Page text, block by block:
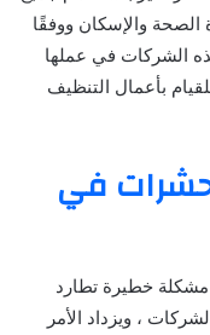
الصحة والإسكان ووفقًا
الشركات في عملها
بأعمال التنظيف
في
خطيرة تطارد
، ويزداد الأمر